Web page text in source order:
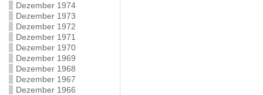
Dezember 1974
Dezember 1973
Dezember 1972
Dezember 1971
Dezember 1970
Dezember 1969
Dezember 1968
Dezember 1967
Dezember 1966